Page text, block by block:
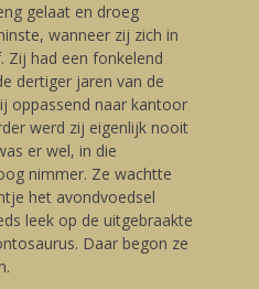
gelaat en droeg
wanneer zij zich in
Zij had een fonkelend
dertiger jaren van de
oppassend naar kantoor
werd zij eigenlijk nooit
er wel, in die
nimmer. Ze wachtte
het avondvoedsel
leek op de uitgebraakte
Daar begon ze